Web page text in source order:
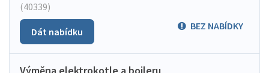
(40339)
BEZ NABÍDKY
Dát nabídku